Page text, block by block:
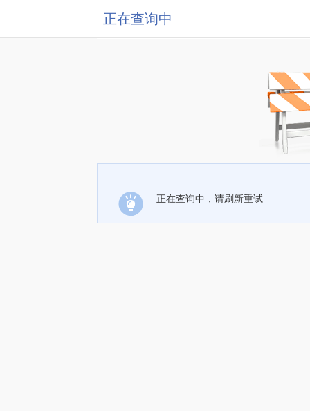
正在查询中
正在查询中，请刷新重试